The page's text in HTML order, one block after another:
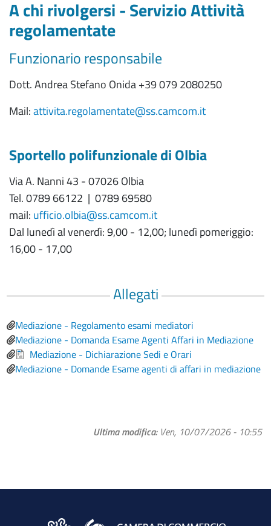
A chi rivolgersi - Servizio Attività
regolamentate
Funzionario responsabile
Dott. Andrea Stefano Onida +39 079 2080250
Mail:attivita.regolamentate@ss.camcom.it
Sportello polifunzionale di Olbia
Via A. Nanni 43 - 07026 Olbia
Tel. 0789 66122 | 0789 69580
mail: ufficio.olbia@ss.camcom.it
Dal lunedì al venerdì: 9,00 - 12,00; lunedì pomeriggio:
16,00 - 17,00
Allegati
Mediazione - Regolamento esami mediatori
Mediazione - Domanda Esame Agenti Affari in Mediazione
Mediazione - Dichiarazione Sedi e Orari
Mediazione - Domande Esame agenti di affari in mediazione
Ultima modifica Ven, 10/07/2026 - 10:55